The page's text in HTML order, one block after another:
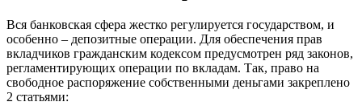
Вся банковская сфера жестко регулируется государством, и
особенно – депозитные операции. Для обеспечения прав
вкладчиков гражданским кодексом предусмотрен ряд законов,
регламентирующих операции по вкладам. Так, право на
свободное распоряжение собственными деньгами закреплено
2 статьями: